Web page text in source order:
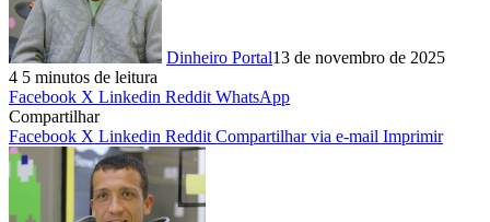
Dinheiro Portal13 de novembro de 2025
4 5 minutos de leitura
Facebook X Linkedin Reddit WhatsApp
Compartilhar
Facebook X Linkedin Reddit Compartilhar via e-mail Imprimir